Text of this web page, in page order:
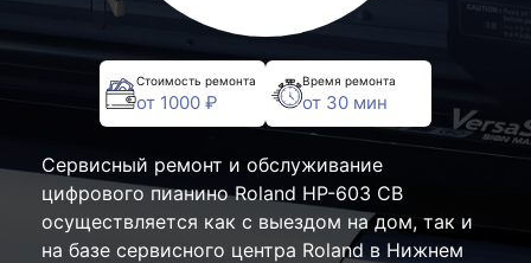
Стоимость ремонта
от 1000 ₽
Время ремонта
от 30 мин
Сервисный ремонт и обслуживание
цифрового пианино Roland HP-603 CB
осуществляется как с выездом на дом, так и
на базе сервисного центра Roland в Нижнем